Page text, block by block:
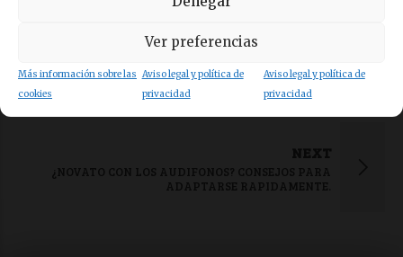
Ver preferencias
Más información sobre las
cookies
Aviso legal y política de
privacidad
Aviso legal y política de
privacidad
¿CÓMO SABER SI TIENES PÉRDIDA AUDITIVA?